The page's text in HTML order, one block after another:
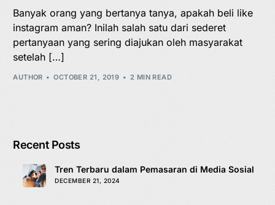
Banyak orang yang bertanya tanya, apakah beli like
instagram aman? Inilah salah satu dari sederet
pertanyaan yang sering diajukan oleh masyarakat
setelah […]
AUTHOR OCTOBER 21, 2019 2 MIN READ
Recent Posts
Tren Terbaru dalam Pemasaran di Media Sosial
DECEMBER 21, 2024